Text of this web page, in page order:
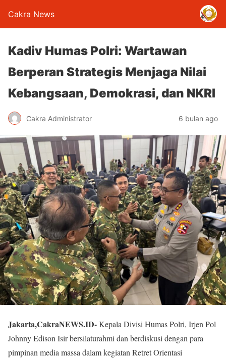
Cakra News
Kadiv Humas Polri: Wartawan
Berperan Strategis Menjaga Nilai
Kebangsaan, Demokrasi, dan NKRI
Cakra Administrator 6 bulan ago
Jakarta,CakraNEWS.ID-Kepala Divisi Humas Polri, Irjen Pol
Johnny Edison Isir bersilaturahmi dan berdiskusi dengan para
pimpinan media massa dalam kegiatan Retret Orientasi